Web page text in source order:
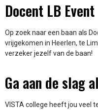
Docent LB
Op zoek naar een baan als
vrijgekomen in Heerlen, te
verzeker jezelf van de baan!
Ga aan de slag
VISTA college heeft jou veel